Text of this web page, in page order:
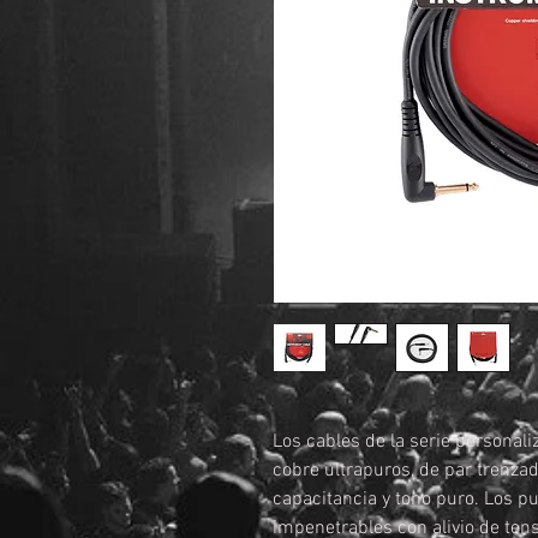
Los cables de la serie
cobre ultrapuros, de par
capacitancia y tono puro. Los
impenetrables con alivio de